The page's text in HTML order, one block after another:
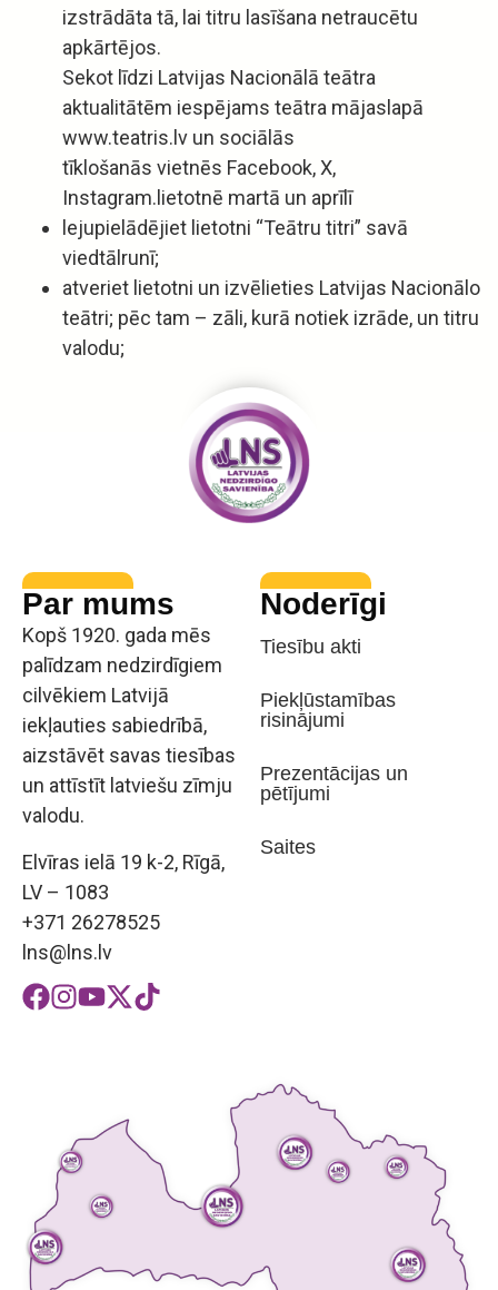
izstrādāta tā, lai titru lasīšana netraucētu
apkārtējos.
Sekot līdzi Latvijas Nacionālā teātra
aktualitātēm iespējams teātra mājaslapā
www.teatris.lv un sociālās
tīklošanās vietnēs Facebook, X,
Instagram.lietotnē martā un aprīlī
lejupielādējiet lietotni “Teātru titri” savā
viedtālrunī;
atveriet lietotni un izvēlieties Latvijas Nacionālo
teātri; pēc tam – zāli, kurā notiek izrāde, un titru
valodu;
Par mums
Kopš 1920. gada mēs
palīdzam nedzirdīgiem
cilvēkiem Latvijā
iekļauties sabiedrībā,
aizstāvēt savas tiesības
un attīstīt latviešu zīmju
valodu.
Elvīras ielā 19 k-2, Rīgā,
LV – 1083
+371 26278525
lns@lns.lv
Noderīgi
Tiesību akti
Piekļūstamības
risinājumi
Prezentācijas un
pētījumi
Saites